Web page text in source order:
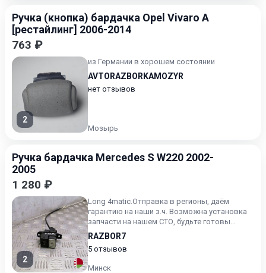
Ручка (кнопка) бардачка Opel Vivaro A
[рестайлинг] 2006-2014
763 ₽
2
из Германии в хорошем состоянии
AVTORAZBORKAMOZYR
нет отзывов
Мозырь
Ручка бардачка Mercedes S W220 2002-
2005
1 280 ₽
2
Long 4matiс.Отправка в регионы, даём
гарантию на наши з.ч. Возможна установка
запчаcти на нашем СТО, будьте готовы
назвать артикул зч
RAZBOR7
5 отзывов
Минск